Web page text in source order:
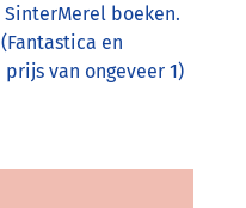
boeken.
en
van ongeveer 1)